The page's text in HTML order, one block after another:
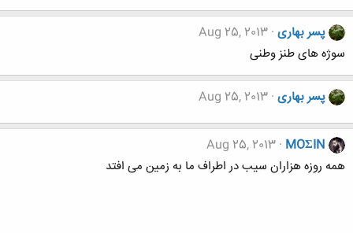
پسر بهاری Aug 25, 2013
سوژه های طنز وطنی
پسر بهاری Aug 25, 2013
MOΣIN
Aug 25, 2013
همه روزه هزاران سیب در اطراف ما به زمین می افتد